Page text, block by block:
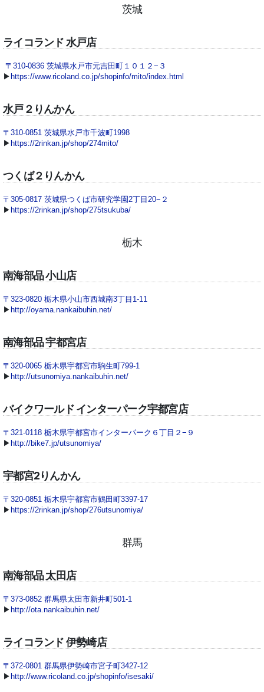
茨城
ライコランド 水戸店
〒310-0836 茨城県水戸市元吉田町１０１２−３
▶ https://www.ricoland.co.jp/shopinfo/mito/index.html
水戸２りんかん
〒310-0851 茨城県水戸市千波町1998
▶ https://2rinkan.jp/shop/274mito/
つくば２りんかん
〒305-0817 茨城県つくば市研究学園2丁目20−２
▶ https://2rinkan.jp/shop/275tsukuba/
栃木
南海部品 小山店
〒323-0820 栃木県小山市西城南3丁目1-11
▶ http://oyama.nankaibuhin.net/
南海部品 宇都宮店
〒320-0065 栃木県宇都宮市駒生町799-1
▶ http://utsunomiya.nankaibuhin.net/
バイクワールド インターパーク宇都宮店
〒321-0118 栃木県宇都宮市インターパーク６丁目２−９
▶ http://bike7.jp/utsunomiya/
宇都宮2りんかん
〒320-0851 栃木県宇都宮市鶴田町3397-17
▶ https://2rinkan.jp/shop/276utsunomiya/
群馬
南海部品 太田店
〒373-0852 群馬県太田市新井町501-1
▶ http://ota.nankaibuhin.net/
ライコランド 伊勢崎店
〒372-0801 群馬県伊勢崎市宮子町3427-12
▶ http://www.ricoland.co.jp/shopinfo/isesaki/